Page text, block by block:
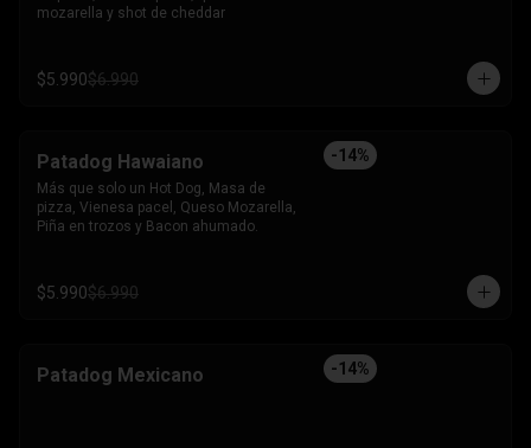
mozarella y shot de cheddar
$5.990$6.990
-14%
Patadog Hawaiano
Más que solo un Hot Dog, Masa de
pizza, Vienesa pacel, Queso Mozarella,
Piña en trozos y Bacon ahumado.
$5.990$6.990
-14%
Patadog Mexicano